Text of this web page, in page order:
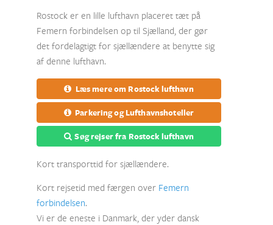
Rostock er en lille lufthavn placeret tæt på
Femern forbindelsen op til Sjælland, der gør
det fordelagtigt for sjællændere at benytte sig
af denne lufthavn.
Læs mere om Rostock lufthavn
Parkering og Lufthavnshoteller
Søg rejser fra Rostock lufthavn
Kort transporttid for sjællændere.
Kort rejsetid med færgen over Femern
forbindelsen.
Vi er de eneste i Danmark, der yder dansk